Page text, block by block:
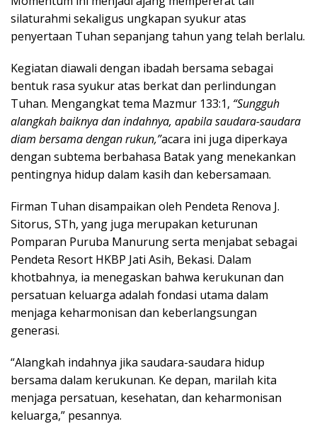
silaturahmi sekaligus ungkapan syukur atas
penyertaan Tuhan sepanjang tahun yang telah berlalu.
Kegiatan diawali dengan ibadah bersama sebagai
bentuk rasa syukur atas berkat dan perlindungan
Tuhan. Mengangkat tema Mazmur 133:1, “Sungguh
alangkah baiknya dan indahnya, apabila saudara-saudara
diam bersama dengan rukun,”acara ini juga diperkaya
dengan subtema berbahasa Batak yang menekankan
pentingnya hidup dalam kasih dan kebersamaan.
Firman Tuhan disampaikan oleh Pendeta Renova J.
Sitorus, STh, yang juga merupakan keturunan
Pomparan Puruba Manurung serta menjabat sebagai
Pendeta Resort HKBP Jati Asih, Bekasi. Dalam
khotbahnya, ia menegaskan bahwa kerukunan dan
persatuan keluarga adalah fondasi utama dalam
menjaga keharmonisan dan keberlangsungan
generasi.
“Alangkah indahnya jika saudara-saudara hidup
bersama dalam kerukunan. Ke depan, marilah kita
menjaga persatuan, kesehatan, dan keharmonisan
keluarga,” pesannya.